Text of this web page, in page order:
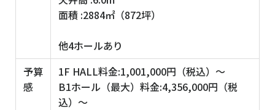
面積 :2884㎡（872坪）
他4ホールあり
予算
感
1F HALL料金:1,001,000円（税込）〜
B1ホール（最大）料金:4,356,000円（税
込）〜